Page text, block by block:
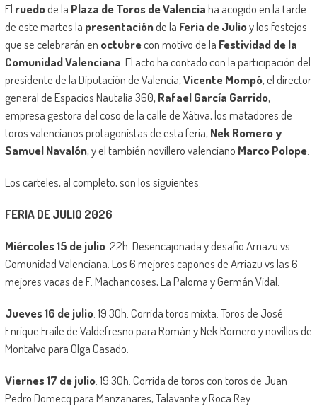
El ruedode la Plaza de Toros de Valenciaha acogido en la tarde
de este martes la presentaciónde la Feria de Julioy los festejos
que se celebrarán en octubrecon motivo de la Festividad de la
Comunidad Valenciana . El acto ha contado con la participación del
presidente de la Diputación de Valencia,Vicente Mompó, el director
general de Espacios Nautalia 360, Rafael García Garrido,
empresa gestora del coso de la calle de Xàtiva, los matadores de
toros valencianos protagonistas de esta feria, Nek Romero y
Samuel Navalón, y el también novillero valenciano Marco Polope.
Los carteles, al completo, son los siguientes:
FERIA DE JULIO 2026
Miércoles 15 de julio. 22h. Desencajonada y desafio Arriazu vs
Comunidad Valenciana. Los 6 mejores capones de Arriazu vs las 6
mejores vacas de F. Machancoses, La Paloma y Germán Vidal.
Jueves 16 de julio. 19:30h. Corrida toros mixta. Toros de José
Enrique Fraile de Valdefresno para Román y Nek Romero y novillos de
Montalvo para Olga Casado.
Viernes 17 de julio. 19:30h. Corrida de toros con toros de Juan
Pedro Domecq para Manzanares, Talavante y Roca Rey.